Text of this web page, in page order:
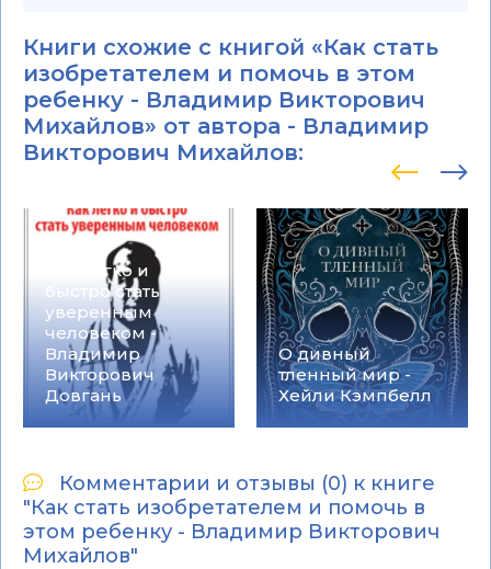
Книги схожие с книгой «Как стать
изобретателем и помочь в этом
ребенку - Владимир Викторович
Михайлов» от автора - Владимир
Викторович Михайлов:
Как легко и
быстро стать
уверенным
человеком -
Владимир
Викторович
Довгань
О дивный
тленный мир -
Хейли Кэмпбелл
Комментарии и отзывы (0) к книге
"Как стать изобретателем и помочь в
этом ребенку - Владимир Викторович
Михайлов"